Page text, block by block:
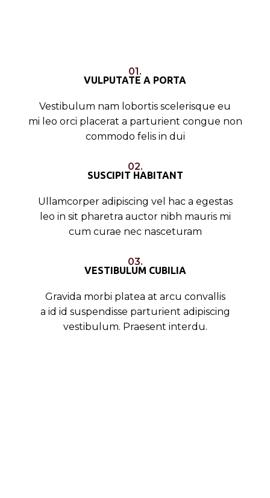
01.
VULPUTATE A PORTA
Vestibulum nam lobortis scelerisque eu
mi leo orci placerat a parturient congue non
commodo felis in dui
02.
SUSCIPIT HABITANT
Ullamcorper adipiscing vel hac a egestas
leo in sit pharetra auctor nibh mauris mi
cum curae nec nasceturam
03.
VESTIBULUM CUBILIA
Gravida morbi platea at arcu convallis
a id id suspendisse parturient adipiscing
vestibulum. Praesent interdu.